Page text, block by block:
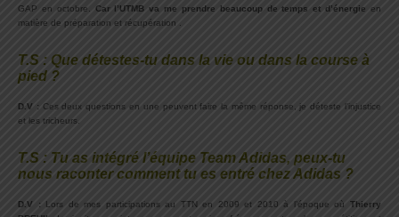
GAP en octobre.
Car l’UTMB va me prendre beaucoup de temps et d’énergie
en
matière de préparation et récupération .
T.S : Que détestes-tu dans la vie ou dans la course à
pied ?
D.V :Ces deux questions en une peuvent faire la même réponse, je déteste l’injustice
et les tricheurs.
T.S : Tu as intégré l’équipe Team Adidas, peux-tu
nous raconter comment tu es entré chez Adidas ?
D.V :Lors de mes participations au TTN en 2009 et 2010 à l’époque oùThierry